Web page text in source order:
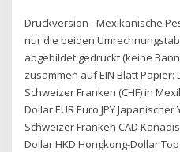
Druckversion - Mexikanische
nur die beiden
abgebildet gedruckt (keine
zusammen auf EIN Blatt Papier:
Schweizer Franken (CHF) in
Dollar EUR Euro JPY
Schweizer Franken CAD
Dollar HKD Hongkong-Dollar